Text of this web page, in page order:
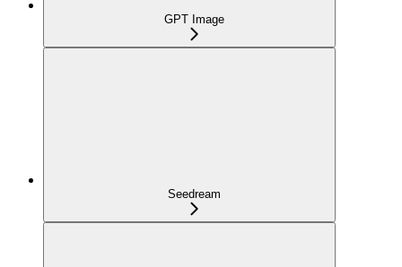
GPT Image
Seedream